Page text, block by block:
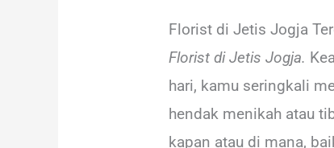
Florist di Jetis Jogja
Florist di Jetis Jogja.
hari, kamu seringkali
hendak menikah atau
kapan atau di mana,